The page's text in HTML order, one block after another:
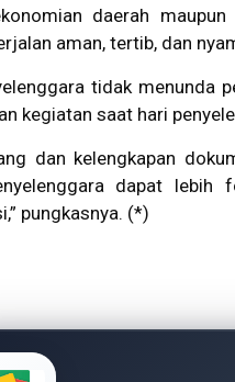
daerah
aman, tertib, dan
tidak menunda
kegiatan saat hari
dan kelengkapan
dapat lebih
pungkasnya. (*)